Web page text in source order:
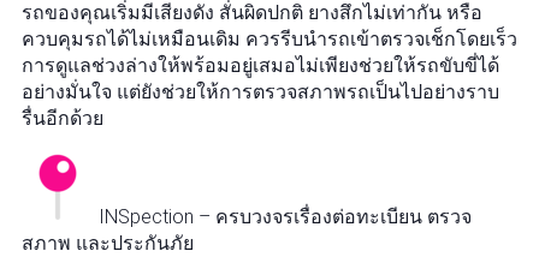
รถของคุณเริ่มมีเสียงดัง สั่นผิดปกติ ยางสึกไม่เท่ากัน หรือ
ควบคุมรถได้ไม่เหมือนเดิม ควรรีบนำรถเข้าตรวจเช็กโดยเร็ว
การดูแลช่วงล่างให้พร้อมอยู่เสมอไม่เพียงช่วยให้รถขับขี่ได้
อย่างมั่นใจ แต่ยังช่วยให้การตรวจสภาพรถเป็นไปอย่างราบ
รื่นอีกด้วย
INSpection – ครบวงจรเรื่องต่อทะเบียน ตรวจ
สภาพ และประกันภัย